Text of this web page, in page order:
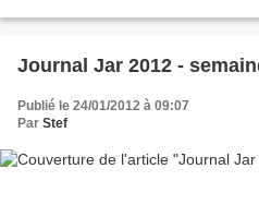
Journal Jar 2012 -
Publié le 24/01/2012 à 09:07
Par Stef